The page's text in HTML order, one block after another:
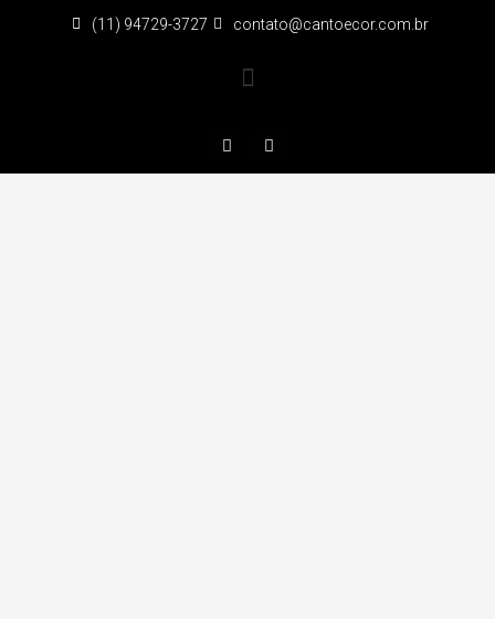
(11) 94729-3727 contato@cantoecor.com.br